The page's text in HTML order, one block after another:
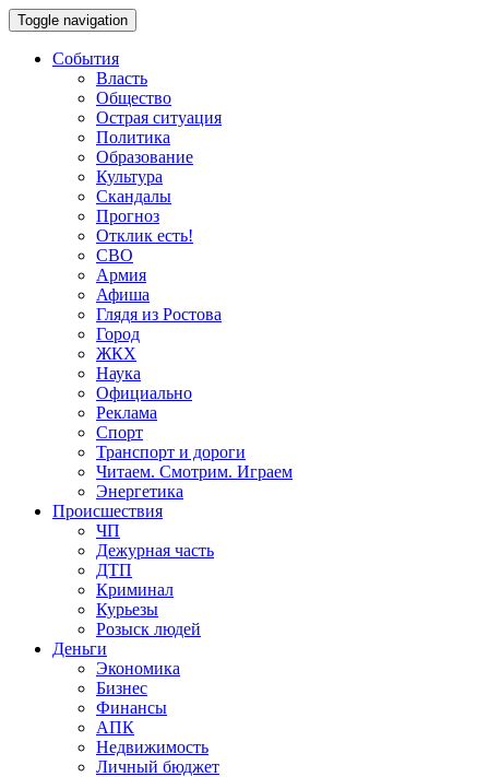
Toggle navigation
События
Власть
Общество
Острая ситуация
Политика
Образование
Культура
Скандалы
Прогноз
Отклик есть!
СВО
Армия
Афиша
Глядя из Ростова
Город
ЖКХ
Наука
Официально
Реклама
Спорт
Транспорт и дороги
Читаем. Смотрим. Играем
Энергетика
Происшествия
ЧП
Дежурная часть
ДТП
Криминал
Курьезы
Розыск людей
Деньги
Экономика
Бизнес
Финансы
АПК
Недвижимость
Личный бюджет